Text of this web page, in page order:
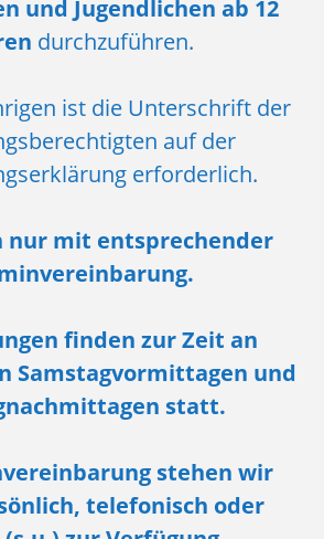
und Jugendlichen ab 12
durchzuführen.
ist die Unterschrift der
auf der
erforderlich.
nur mit entsprechender
finden zur Zeit an
Samstagvormittagen und
statt.
stehen wir
telefonisch oder